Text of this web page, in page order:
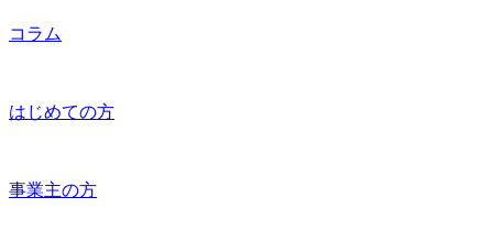
コラム
はじめての方
事業主の方